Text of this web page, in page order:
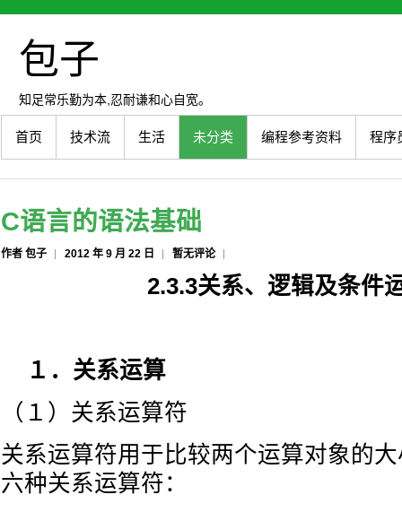
包子
知足常乐勤为本,忍耐谦和心自宽。
首页 技术流 生活 未分类 编程参考资料 程序
C语言的语法基础
作者 包子 2012 年 9 月 22 日 暂无评论
2.3.3关系、逻辑及条件
１．关系运算
（１）关系运算符
关系运算符用于比较两个运算对象的
六种关系运算符：